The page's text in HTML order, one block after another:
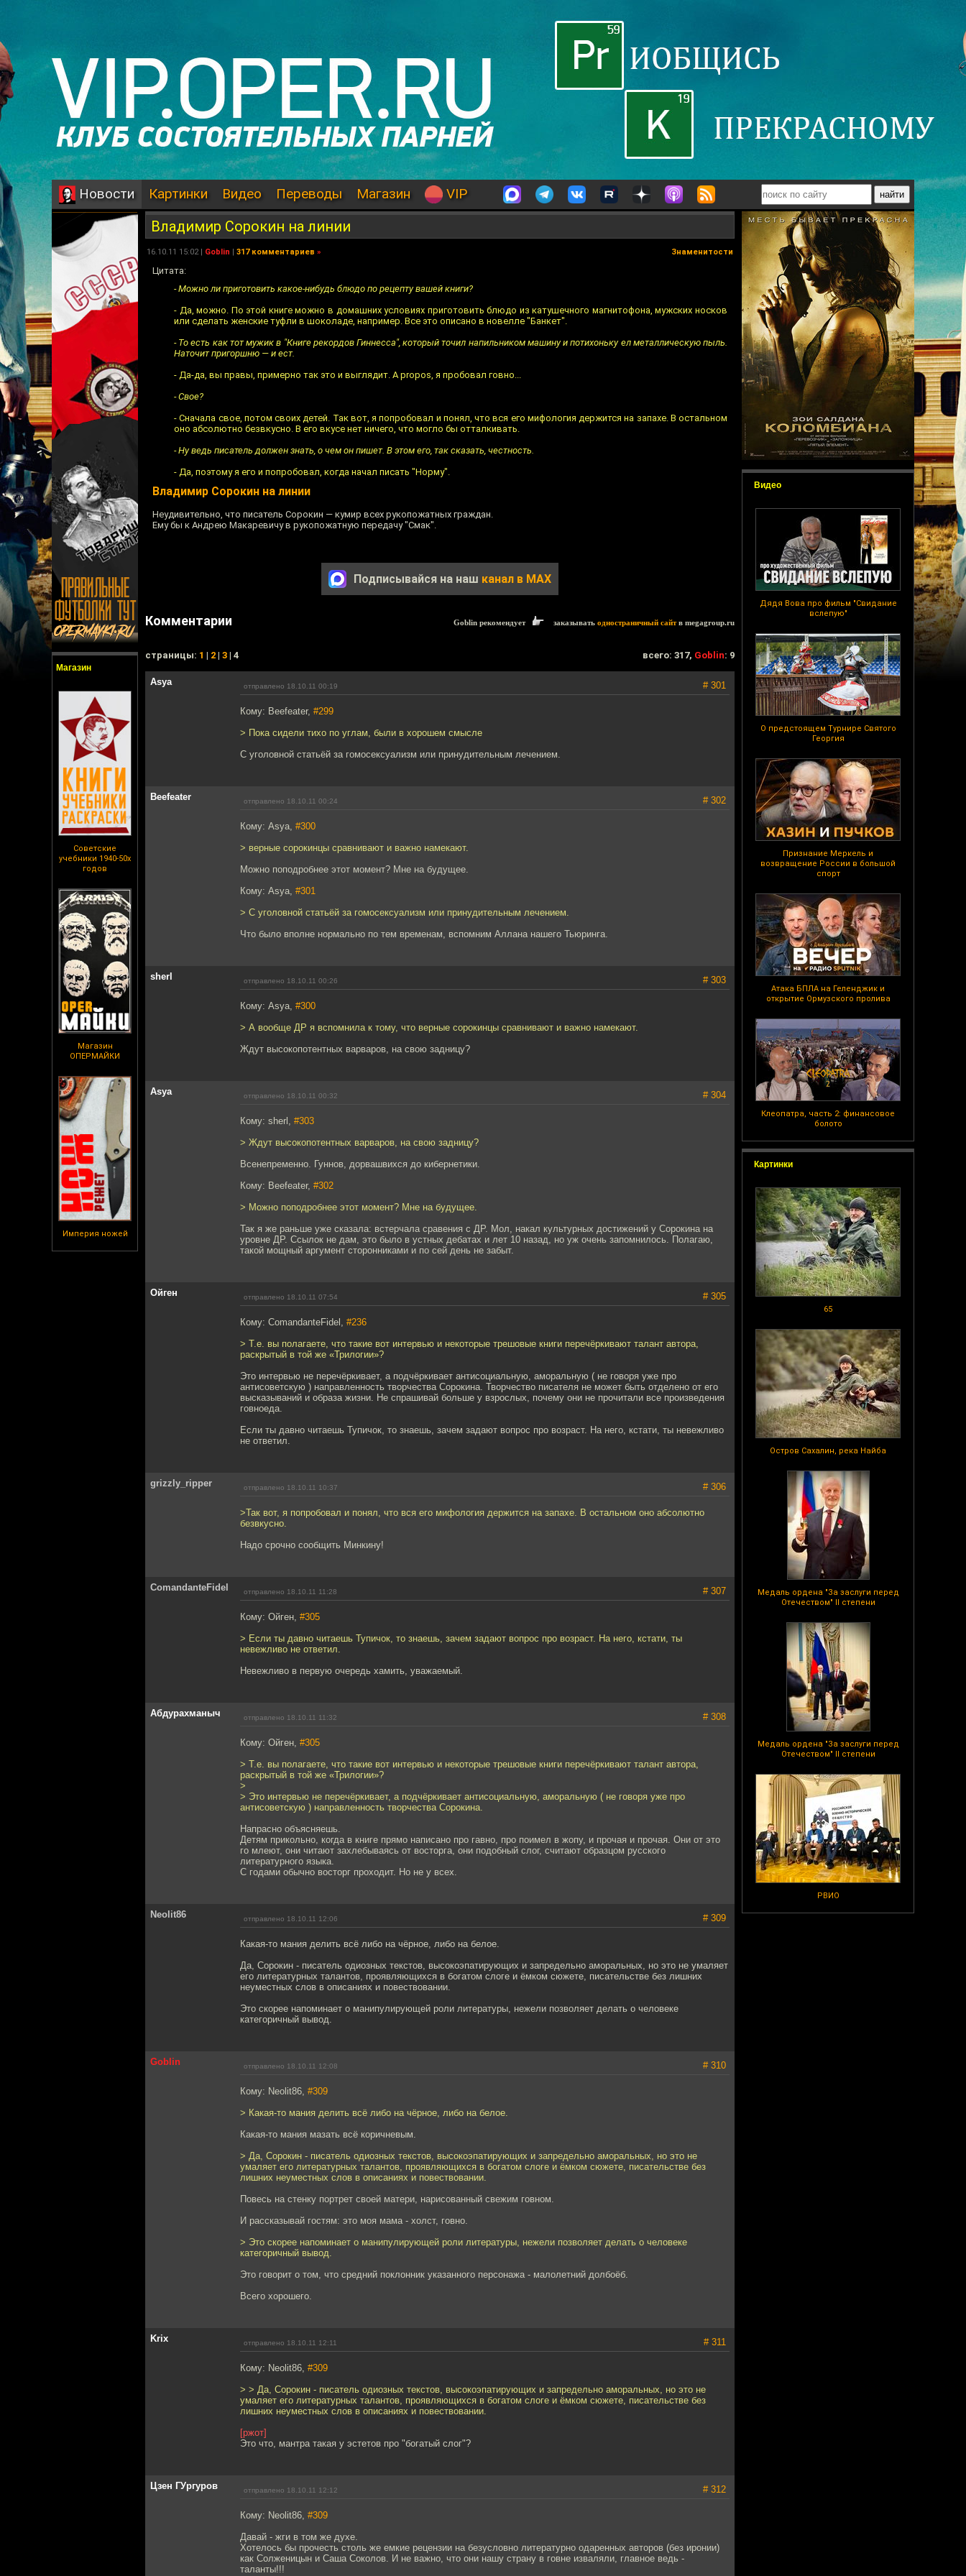
Новости Картинки Видео Переводы Магазин VIP
Магазин
Советские
учебники 1940-50х
годов
Магазин
ОПЕРМАЙКИ
Империя ножей
Видео
Дядя Вова про фильм "Свидание
вслепую"
О предстоящем Турнире Святого
Георгия
Признание Меркель и
возвращение России в большой
спорт
Атака БПЛА на Геленджик и
открытие Ормузского пролива
Клеопатра, часть 2: финансовое
болото
Картинки
65
Остров Сахалин, река Найба
Медаль ордена "За заслуги перед
Отечеством" II степени
Медаль ордена "За заслуги перед
Отечеством" II степени
РВИО
Владимир Сорокин на линии
16.10.11 15:02 | Goblin | 317 комментариев » Знаменитости
Цитата:
- Можно ли приготовить какое-нибудь блюдо по рецепту вашей книги?
- Да, можно. По этой книге можно в домашних условиях приготовить блюдо из катушечного магнитофона, мужских носков
или сделать женские туфли в шоколаде, например. Все это описано в новелле "Банкет".
- То есть как тот мужик в "Книге рекордов Гиннесса", который точил напильником машину и потихоньку ел металлическую пыль.
Наточит пригоршню — и ест.
- Да-да, вы правы, примерно так это и выглядит. A propos, я пробовал говно...
- Свое?
- Сначала свое, потом своих детей. Так вот, я попробовал и понял, что вся его мифология держится на запахе. В остальном
оно абсолютно безвкусно. В его вкусе нет ничего, что могло бы отталкивать.
- Ну ведь писатель должен знать, о чем он пишет. В этом его, так сказать, честность.
- Да, поэтому я его и попробовал, когда начал писать "Норму".
Владимир Сорокин на линии
Неудивительно, что писатель Сорокин — кумир всех рукопожатных граждан.
Ему бы к Андрею Макаревичу в рукопожатную передачу "Смак".
Подписывайся на наш канал в MAX
Комментарии Goblin рекомендует заказывать одностраничный сайтв megagroup.ru
cтраницы: 1 | 2 | 3 | 4 всего: 317, Goblin: 9
Asya отправлено 18.10.11 00:19 # 301
Кому: Beefeater, #299
> Пока сидели тихо по углам, были в хорошем смысле
С уголовной статьёй за гомосексуализм или принудительным лечением.
Beefeater отправлено 18.10.11 00:24 # 302
Кому: Asya, #300
> верные сорокинцы сравнивают и важно намекают.
Можно поподробнее этот момент? Мне на будущее.
Кому: Asya, #301
> С уголовной статьёй за гомосексуализм или принудительным лечением.
Что было вполне нормально по тем временам, вспомним Аллана нашего Тьюринга.
sherl отправлено 18.10.11 00:26 # 303
Кому: Asya, #300
> А вообще ДР я вспомнила к тому, что верные сорокинцы сравнивают и важно намекают.
Ждут высокопотентных варваров, на свою задницу?
Asya отправлено 18.10.11 00:32 # 304
Кому: sherl, #303
> Ждут высокопотентных варваров, на свою задницу?
Всенепременно. Гуннов, дорвашвихся до кибернетики.
Кому: Beefeater, #302
> Можно поподробнее этот момент? Мне на будущее.
Так я же раньше уже сказала: встерчала сравения с ДР. Мол, накал культурных достижений у Сорокина на
уровне ДР. Ссылок не дам, это было в устных дебатах и лет 10 назад, но уж очень запомнилось. Полагаю,
такой мощный аргумент сторонниками и по сей день не забыт.
Ойген отправлено 18.10.11 07:54 # 305
Кому: ComandanteFidel, #236
> Т.е. вы полагаете, что такие вот интервью и некоторые трешовые книги перечёркивают талант автора,
раскрытый в той же «Трилогии»?
Это интервью не перечёркивает, а подчёркивает антисоциальную, аморальную ( не говоря уже про
антисоветскую ) направленность творчества Сорокина. Творчество писателя не может быть отделено от его
высказываний и образа жизни. Не спрашивай больше у взрослых, почему они не прочитали все произведения
говноеда.
Если ты давно читаешь Тупичок, то знаешь, зачем задают вопрос про возраст. На него, кстати, ты невежливо
не ответил.
grizzly_ripper отправлено 18.10.11 10:37 # 306
>Так вот, я попробовал и понял, что вся его мифология держится на запахе. В остальном оно абсолютно
безвкусно.
Надо срочно сообщить Минкину!
ComandanteFidel отправлено 18.10.11 11:28 # 307
Кому: Ойген, #305
> Если ты давно читаешь Тупичок, то знаешь, зачем задают вопрос про возраст. На него, кстати, ты
невежливо не ответил.
Невежливо в первую очередь хамить, уважаемый.
Абдурахманыч отправлено 18.10.11 11:32 # 308
Кому: Ойген, #305
> Т.е. вы полагаете, что такие вот интервью и некоторые трешовые книги перечёркивают талант автора,
раскрытый в той же «Трилогии»?
>
> Это интервью не перечёркивает, а подчёркивает антисоциальную, аморальную ( не говоря уже про
антисоветскую ) направленность творчества Сорокина.
Напрасно объясняешь.
Детям прикольно, когда в книге прямо написано про гавно, про поимел в жопу, и прочая и прочая. Они от это
го млеют, они читают захлебываясь от восторга, они подобный слог, считают образцом русского
литературного языка.
С годами обычно восторг проходит. Но не у всех.
Neolit86 отправлено 18.10.11 12:06 # 309
Какая-то мания делить всё либо на чёрное, либо на белое.
Да, Сорокин - писатель одиозных текстов, высокоэпатирующих и запредельно аморальных, но это не умаляет
его литературных талантов, проявляющихся в богатом слоге и ёмком сюжете, писательстве без лишних
неуместных слов в описаниях и повествовании.
Это скорее напоминает о манипулирующей роли литературы, нежели позволяет делать о человеке
категоричный вывод.
Goblin отправлено 18.10.11 12:08 # 310
Кому: Neolit86, #309
> Какая-то мания делить всё либо на чёрное, либо на белое.
Какая-то мания мазать всё коричневым.
> Да, Сорокин - писатель одиозных текстов, высокоэпатирующих и запредельно аморальных, но это не
умаляет его литературных талантов, проявляющихся в богатом слоге и ёмком сюжете, писательстве без
лишних неуместных слов в описаниях и повествовании.
Повесь на стенку портрет своей матери, нарисованный свежим говном.
И рассказывай гостям: это моя мама - холст, говно.
> Это скорее напоминает о манипулирующей роли литературы, нежели позволяет делать о человеке
категоричный вывод.
Это говорит о том, что средний поклонник указанного персонажа - малолетний долбоёб.
Всего хорошего.
Krix отправлено 18.10.11 12:11 # 311
Кому: Neolit86, #309
> > Да, Сорокин - писатель одиозных текстов, высокоэпатирующих и запредельно аморальных, но это не
умаляет его литературных талантов, проявляющихся в богатом слоге и ёмком сюжете, писательстве без
лишних неуместных слов в описаниях и повествовании.
[ржот]
Это что, мантра такая у эстетов про "богатый слог"?
Цзен ГУргуров отправлено 18.10.11 12:12 # 312
Кому: Neolit86, #309
Давай - жги в том же духе.
Хотелось бы прочесть столь же емкие рецензии на безусловно литературно одаренных авторов (без иронии)
как Солженицын и Саша Соколов. И не важно, что они нашу страну в говне изваляли, главное ведь -
таланты!!!